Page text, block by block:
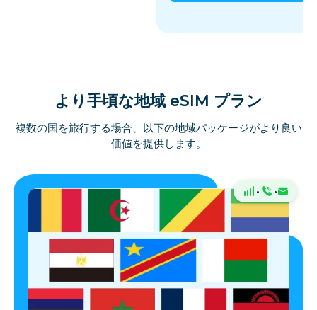
より手頃な地域 eSIM プラン
複数の国を旅行する場合、以下の地域パッケージがより良い
価値を提供します。
· ·